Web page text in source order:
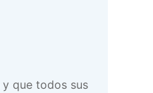
y que todos sus